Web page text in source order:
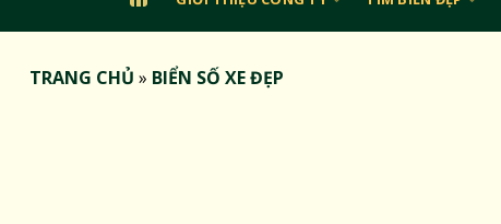
TRANG
TRANG CHỦ » BIỂN SỐ XE ĐẸP